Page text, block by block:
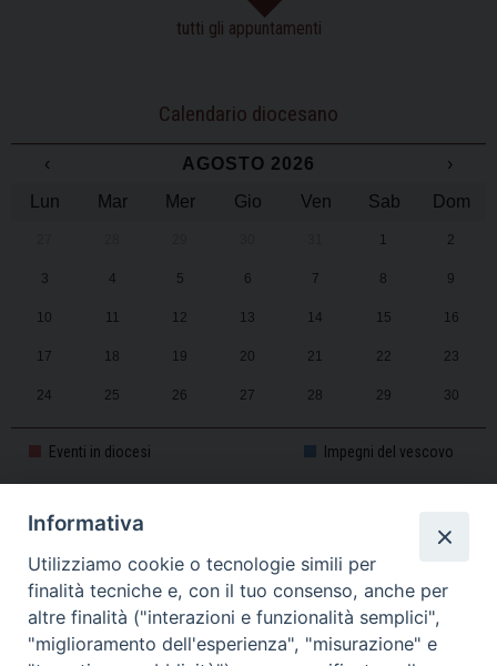
tutti gli appuntamenti
Calendario diocesano
‹ AGOSTO 2026
›
Lun
Mar Mer Gio Ven Sab Dom
1 2
3 4 5 6 7 8 9
10 11 12 13 14 15 16
17 18 19 20 21 22 23
24 25 26 27 28 29 30
31 1 2 3 4 5 6
Eventi in diocesi Impegni del vescovo
CALENDARIO PASTORALE 2025-2026
Informativa
Utilizziamo cookie o tecnologie simili per
finalità tecniche e, con il tuo consenso, anche per
altre finalità ("interazioni e funzionalità semplici",
"miglioramento dell'esperienza", "misurazione" e